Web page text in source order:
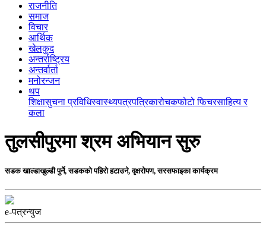
राजनीति
समाज
विचार
आर्थिक
खेलकुद
अन्तर्राष्ट्रिय
अन्तर्वार्ता
मनोरन्जन
थप
शिक्षासुचना प्रविधिस्वास्थ्यपत्रपत्रिकारोचकफोटो फिचरसाहित्य र
कला
तुलसीपुरमा श्रम अभियान सुरु
सडक खाल्डाखुल्डी पुर्ने, सडकको पहिरो हटाउने, वृक्षरोपण, सरसफाइका कार्यक्रम
e-पत्रन्युज